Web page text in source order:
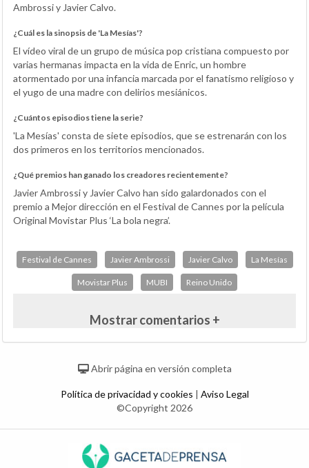
Ambrossi y Javier Calvo.
¿Cuál es la sinopsis de 'La Mesías'?
El vídeo viral de un grupo de música pop cristiana compuesto por
varias hermanas impacta en la vida de Enric, un hombre
atormentado por una infancia marcada por el fanatismo religioso y
el yugo de una madre con delirios mesiánicos.
¿Cuántos episodios tiene la serie?
'La Mesías' consta de siete episodios, que se estrenarán con los
dos primeros en los territorios mencionados.
¿Qué premios han ganado los creadores recientemente?
Javier Ambrossi y Javier Calvo han sido galardonados con el
premio a Mejor dirección en el Festival de Cannes por la película
Original Movistar Plus ‘La bola negra’.
Festival de Cannes Javier Ambrossi Javier Calvo La Mesías
Movistar Plus MUBI Reino Unido
Mostrar comentarios +
Abrir página en versión completa
Política de privacidad y cookies | Aviso Legal
©Copyright 2026